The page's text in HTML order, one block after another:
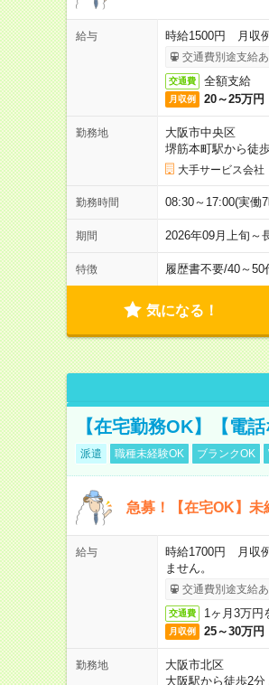
給与 時給1500円 月収
交通費別途支給あ
交通費 全額支給
月収例 20～25万円
勤務地
大阪市中央区
堺筋本町駅から徒
大手サービス会社
勤務時間 08:30～17:00(実
期間 2026年09月上旬
特徴 履歴書不要/40～50
気になる！
【在宅勤務OK】【電
派遣 職種未経験OK ブランクOK
急募！【在宅OK】未
給与
時給1700円 月収
ません。
交通費別途支給あ
交通費 1ヶ月3万円
月収例 25～30万円
勤務地
大阪市北区
大阪駅から徒歩2分